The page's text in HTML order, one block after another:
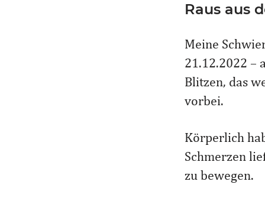
Raus aus
Meine
21.12.2022 –
Blitzen, das
vorbei.
Körperlich
Schmerzen
zu bewegen.